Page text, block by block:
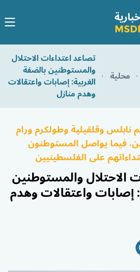
محلية
تصاعد اعتداءات الاحتلال
والمستوطنين بالضفة
الغربية: إصابات واعتقالات
وهدم منازل
نابلس وقلقيلية وطولكرم ورام
فيما يواصل المستوطنون
على الفلسطينيين
الاحتلال والمستوطنين
إصابات واعتقالات وهدم